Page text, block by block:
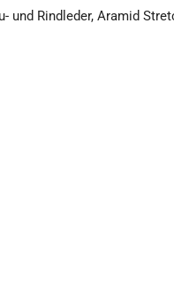
und Rindleder, Aramid